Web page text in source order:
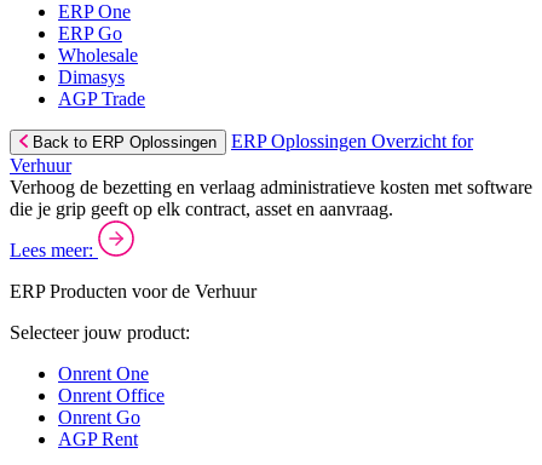
ERP One
ERP Go
Wholesale
Dimasys
AGP Trade
Back to ERP Oplossingen
ERP Oplossingen Overzicht for
Verhuur
Verhoog de bezetting en verlaag administratieve kosten met software
die je grip geeft op elk contract, asset en aanvraag.
Lees meer:
ERP Producten voor de Verhuur
Selecteer jouw product:
Onrent One
Onrent Office
Onrent Go
AGP Rent